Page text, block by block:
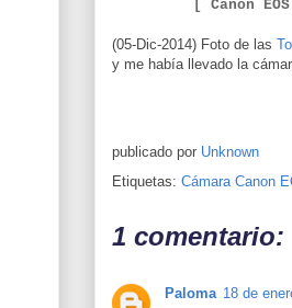
[ Canon
(05-Dic-2014) Foto de las
y me había llevado la
publicado por Unknown
Etiquetas: Cámara Canon
1 comentario:
Paloma 18 de